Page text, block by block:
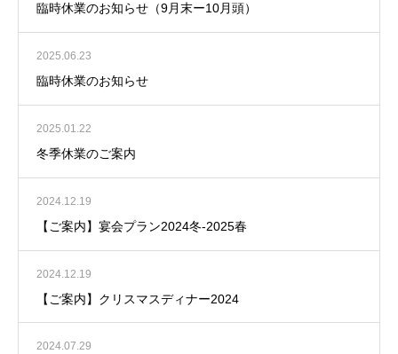
臨時休業のお知らせ（9月末ー10月頭）
2025.06.23
臨時休業のお知らせ
2025.01.22
冬季休業のご案内
2024.12.19
【ご案内】宴会プラン2024冬-2025春
2024.12.19
【ご案内】クリスマスディナー2024
2024.07.29